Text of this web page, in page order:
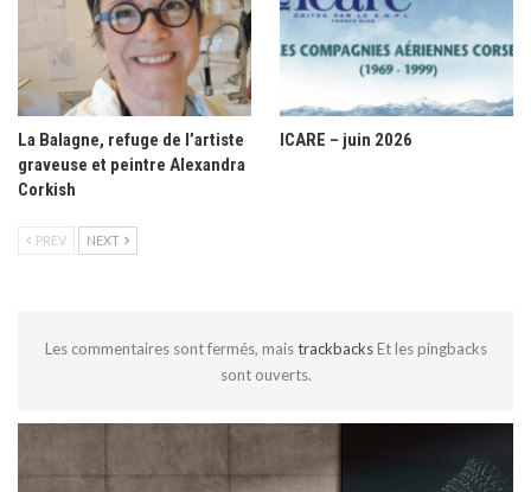
La Balagne, refuge de l’artiste
graveuse et peintre Alexandra
Corkish
ICARE – juin 2026
PREV NEXT
Les commentaires sont fermés, maistrackbacks Et les pingbacks
sont ouverts.